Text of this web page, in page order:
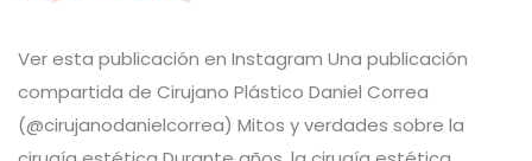
Ver esta publicación en Instagram Una publicación
compartida de Cirujano Plástico Daniel Correa
(@cirujanodanielcorrea) Mitos y verdades sobre la